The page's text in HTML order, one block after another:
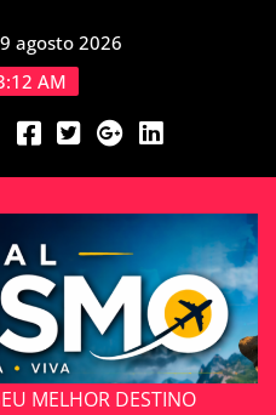
agosto 2026
AM
MELHOR DESTINO